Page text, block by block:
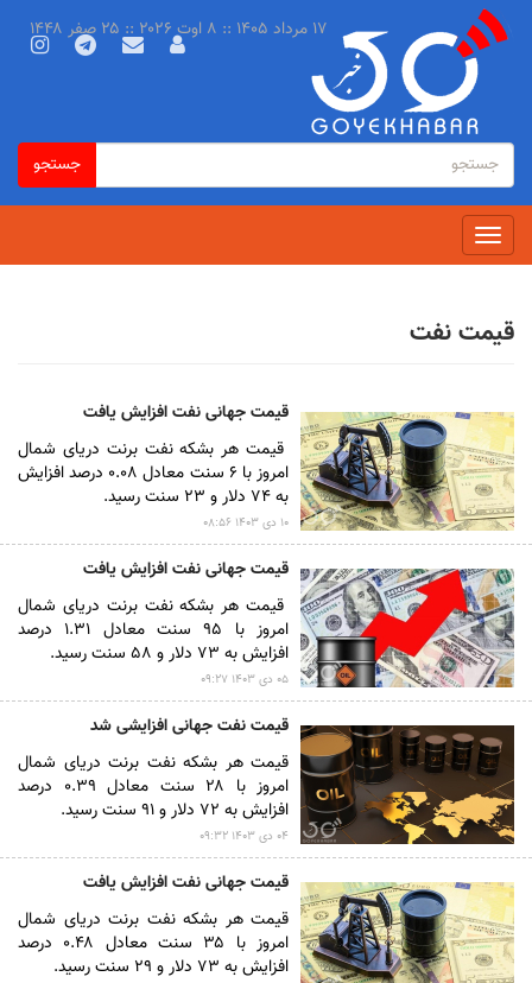
فرم
جستجو
جستجو
جستجو
Toggle
navigation
۱۷ مرداد ۱۴۰۵ :: ۸ اوت ۲۰۲۶ :: ۲۵ صفر ۱۴۴۸
قیمت نفت
قیمت جهانی نفت افزایش یافت
قیمت هر بشکه نفت برنت دریای شمال
امروز با ۶ سنت معادل ۰‌.۰۸ درصد افزایش
به ۷۴ دلار و ۲۳ سنت رسید.
۱۰ دى ۱۴۰۳ ۰۸:۵۶
قیمت جهانی نفت افزایش یافت
قیمت هر بشکه نفت برنت دریای شمال
امروز با ۹۵ سنت معادل ۱.۳۱ درصد
افزایش به ۷۳ دلار و ۵۸ سنت رسید.
۰۵ دى ۱۴۰۳ ۰۹:۲۷
قیمت نفت جهانی افزایشی شد
قیمت هر بشکه نفت برنت دریای شمال
امروز با ۲۸ سنت معادل ۰.۳۹ درصد
افزایش به ۷۲ دلار و ۹۱ سنت رسید.
۰۴ دى ۱۴۰۳ ۰۹:۳۲
قیمت جهانی نفت افزایش یافت
قیمت هر بشکه نفت برنت دریای شمال
امروز با ۳۵ سنت معادل ۰.۴۸ درصد
افزایش به ۷۳ دلار و ۲۹ سنت رسید.